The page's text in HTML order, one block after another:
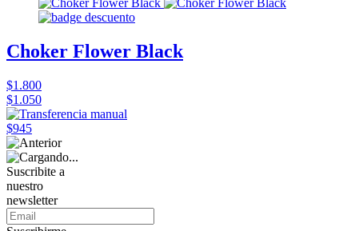
Choker Flower Black
$1.800
$1.050
$945
Suscribite a
nuestro
newsletter